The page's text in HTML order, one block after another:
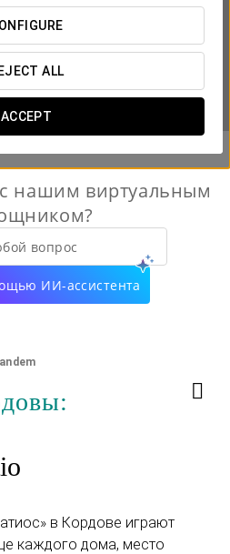
ALL
ACCEPT

нашим виртуальным
вопрос
ИИ-ассистента
в Кордове играют
каждого дома, место